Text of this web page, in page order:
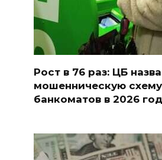
Рост в 76 раз: ЦБ
мошенническую
банкоматов в 2026